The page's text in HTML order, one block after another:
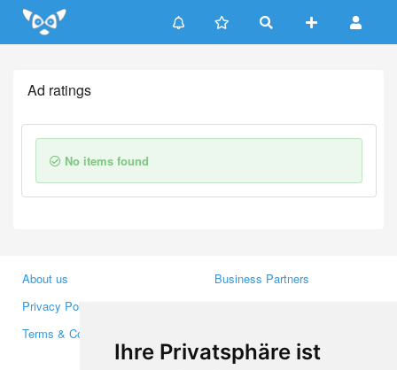
Ihre Privatsphäre ist
Update cookies preferences
Ad ratings
No items found
About us
Privacy Policy
Terms & Conditions
Business Partners
Media